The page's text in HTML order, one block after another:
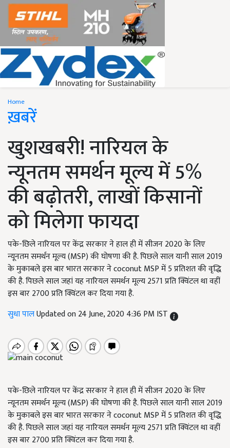
Home
ख़बरें
खुशखबरी! नारियल के
न्यूनतम समर्थन मूल्य में 5%
की बढ़ोतरी, लाखों किसानों
को मिलेगा फायदा
पके-छिले नारियल पर केंद्र सरकार ने हाल ही में सीजन 2020 के लिए
न्यूनतम समर्थन मूल्य (MSP) की घोषणा की है. पिछले साल यानी साल 2019
के मुकाबले इस बार भारत सरकार ने coconut MSP में 5 प्रतिशत की वृद्धि
की है. पिछले साल जहां यह नारियल समर्थन मूल्य 2571 प्रति क्विंटल था वहीं
इस बार 2700 प्रति क्विंटल कर दिया गया है.
सुधा पालUpdated on 24 June, 2020 4:36 PM IST
पके-छिले नारियल पर केंद्र सरकार ने हाल ही में सीजन 2020 के लिए
न्यूनतम समर्थन मूल्य (MSP) की घोषणा की है. पिछले साल यानी साल 2019
के मुकाबले इस बार भारत सरकार ने coconut MSP में 5 प्रतिशत की वृद्धि
की है. पिछले साल जहां यह नारियल समर्थन मूल्य 2571 प्रति क्विंटल था वहीं
इस बार 2700 प्रति क्विंटल कर दिया गया है.